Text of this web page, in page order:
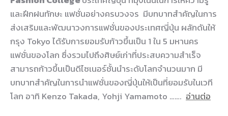
และฝึกฝนทักษะ แฟชั่นอย่างครบวงจร มีบทบาทสำคัญในการ
ส่งเสริมและพัฒนาวงการแฟชั่นของประเทศญี่ปุ่น ผลักดันให้
กรุง Tokyo ได้รับการยอมรับก้าวขึ้นเป็น 1 ใน 5 มหานคร
แฟชั่นของโลก ซึ่งรวมไปถึงศิษย์เก่าที่ประสบความสำเร็จ
สามารถก้าวขึ้นเป็นดีไซเนอร์ชั้นนำระดับโลกจำนวนมาก มี
บทบาทสำคัญในการนำแฟชั่นของญี่ปุ่นให้เป็นที่ยอมรับในเวที
โลก อาทิ Kenzo Takada, Yohji Yamamoto ……. อ่านต่อ